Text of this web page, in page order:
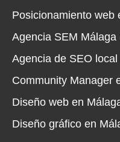
Posicionamiento web
Agencia SEM Málaga
Agencia de SEO
Community Manager
Diseño web en
Diseño gráfico en